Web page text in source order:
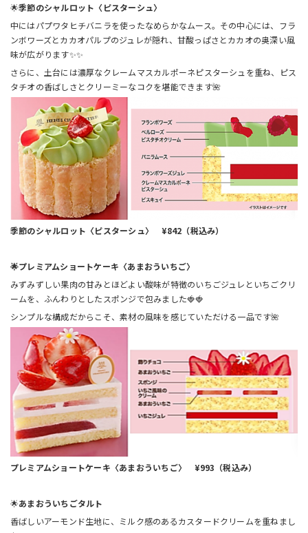
🌟季節のシャルロット〈ピスターシュ〉
中にはパプワタヒチバニラを使ったなめらかなムース。その中心には、フラ
ンボワーズとカカオパルプのジュレが隠れ、甘酸っぱさとカカオの奥深い風
味が広がります✨✨
さらに、土台には濃厚なクレームマスカルポーネピスターシュを重ね、ピス
タチオの香ばしさとクリーミーなコクを堪能できます🌺
季節のシャルロット〈ピスターシュ〉 ¥842（税込み）
🌟プレミアムショートケーキ〈あまおういちご〉
みずみずしい果肉の甘みとほどよい酸味が特徴のいちごジュレといちごクリ
ームを、ふんわりとしたスポンジで包みました🍓🍓
シンプルな構成だからこそ、素材の風味を感じていただける一品です🌺
プレミアムショートケーキ〈あまおういちご〉 ¥993（税込み）
🌟あまおういちごタルト
香ばしいアーモンド生地に、ミルク感のあるカスタードクリームを重ねまし